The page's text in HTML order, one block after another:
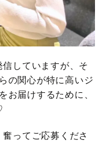
していますが、そ
の関心が特に高いジ
お届けするために、
ってご応募くださ